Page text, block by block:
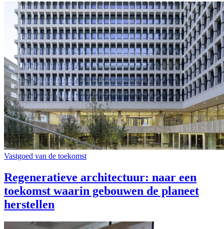
Vastgoed van de toekomst
Regeneratieve architectuur: naar een
toekomst waarin gebouwen de planeet
herstellen